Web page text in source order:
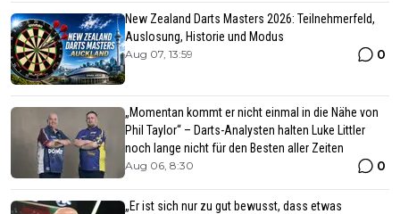
New Zealand Darts Masters 2026: Teilnehmerfeld,
Auslosung, Historie und Modus
Aug 07, 13:59 0
„Momentan kommt er nicht einmal in die Nähe von
Phil Taylor“ – Darts-Analysten halten Luke Littler
noch lange nicht für den Besten aller Zeiten
Aug 06, 8:30 0
„Er ist sich nur zu gut bewusst, dass etwas